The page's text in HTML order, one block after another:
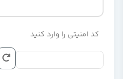
کد امنیتی را وارد کنید